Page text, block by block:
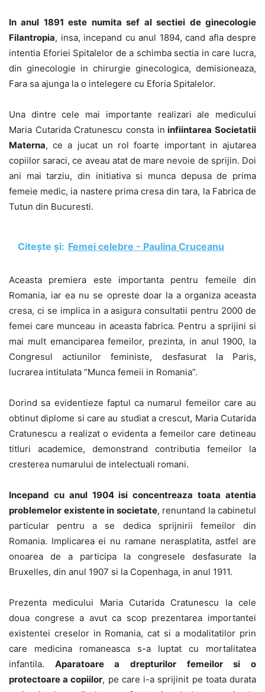
In anul 1891 este numita sef al sectiei de ginecologie
Filantropia, insa, incepand cu anul 1894, cand afla despre
intentia Eforiei Spitalelor de a schimba sectia in care lucra,
din ginecologie in chirurgie ginecologica, demisioneaza,
Fara sa ajunga la o intelegere cu Eforia Spitalelor.
Una dintre cele mai importante realizari ale medicului
Maria Cutarida Cratunescu consta in infiintarea Societatii
Materna, ce a jucat un rol foarte important in ajutarea
copiilor saraci, ce aveau atat de mare nevoie de sprijin. Doi
ani mai tarziu, din initiativa si munca depusa de prima
femeie medic, ia nastere prima cresa din tara, la Fabrica de
Tutun din Bucuresti.
Citește și: Femei celebre - Paulina Cruceanu
Aceasta premiera este importanta pentru femeile din
Romania, iar ea nu se opreste doar la a organiza aceasta
cresa, ci se implica in a asigura consultatii pentru 2000 de
femei care munceau in aceasta fabrica. Pentru a sprijini si
mai mult emanciparea femeilor, prezinta, in anul 1900, la
Congresul actiunilor feministe, desfasurat la Paris,
lucrarea intitulata “Munca femeii in Romania”.
Dorind sa evidentieze faptul ca numarul femeilor care au
obtinut diplome si care au studiat a crescut, Maria Cutarida
Cratunescu a realizat o evidenta a femeilor care detineau
titluri academice, demonstrand contributia femeilor la
cresterea numarului de intelectuali romani.
Incepand cu anul 1904 isi concentreaza toata atentia
problemelor existente in societate, renuntand la cabinetul
particular pentru a se dedica sprijnirii femeilor din
Romania. Implicarea ei nu ramane nerasplatita, astfel are
onoarea de a participa la congresele desfasurate la
Bruxelles, din anul 1907 si la Copenhaga, in anul 1911.
Prezenta medicului Maria Cutarida Cratunescu la cele
doua congrese a avut ca scop prezentarea importantei
existentei creselor in Romania, cat si a modalitatilor prin
care medicina romaneasca s-a luptat cu mortalitatea
infantila. Aparatoare a drepturilor femeilor si o
protectoare a copiilor, pe care i-a sprijinit pe toata durata